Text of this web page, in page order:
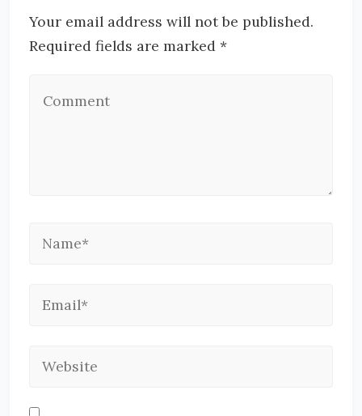
Your email address will not be published.
Required fields are marked *